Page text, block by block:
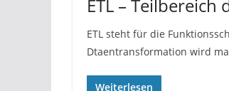
ETL –
ETL steht für die
Dtaentransformation wird
Weiterlesen